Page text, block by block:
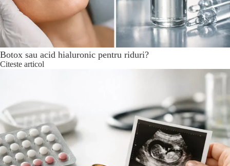
Botox sau acid hialuronic pentru riduri?
Citeste articol